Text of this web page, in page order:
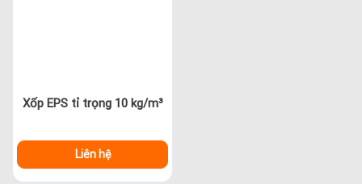
Xốp EPS tỉ trọng 10 kg/m³
Liên hệ